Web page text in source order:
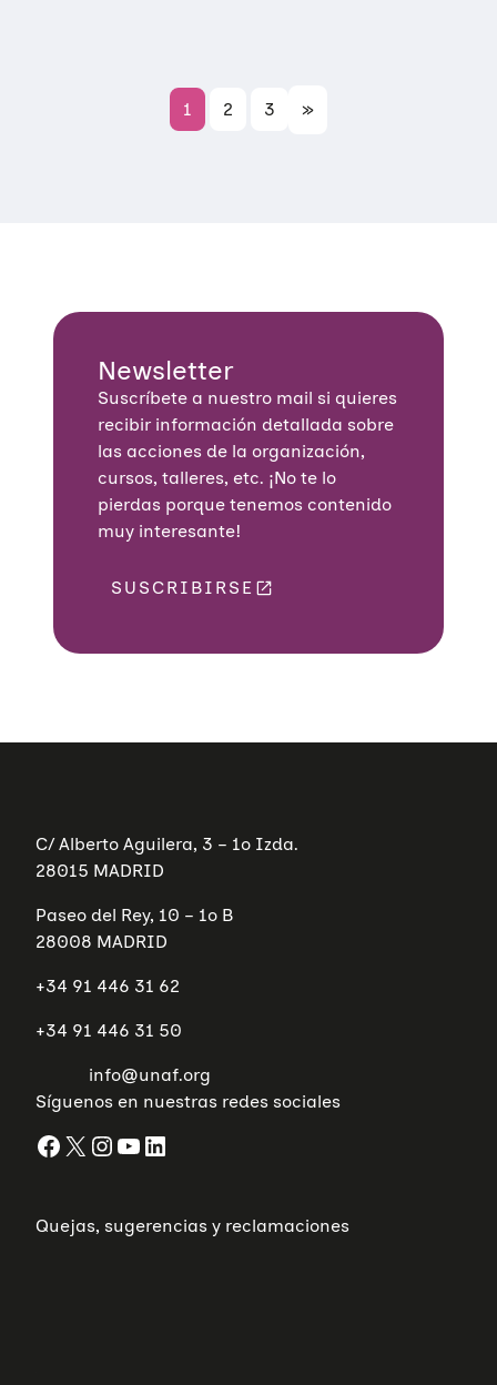
1 2 3 »
Newsletter
Suscríbete a nuestro mail si quieres
recibir información detallada sobre
las acciones de la organización,
cursos, talleres, etc. ¡No te lo
pierdas porque tenemos contenido
muy interesante!
SUSCRIBIRSE
C/ Alberto Aguilera, 3 – 1º Izda.
28015 MADRID
Paseo del Rey, 10 – 1º B
28008 MADRID
+34 91 446 31 62
+34 91 446 31 50
info@unaf.org
Síguenos en nuestras redes sociales
Facebook X InstagramYouTube LinkedIn
Quejas, sugerencias y reclamaciones